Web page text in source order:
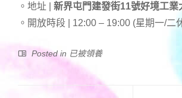
。地址 | 新界屯門建發街11號好境工業
。開放時段 | 12:00 – 19:00 (星期一/二
Posted in 已被領養